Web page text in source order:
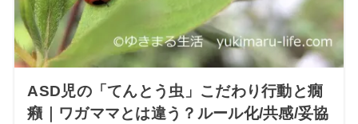
ASD児の「てんとう虫」こだわり行動と癇
癪｜ワガママとは違う？ルール化/共感/妥協